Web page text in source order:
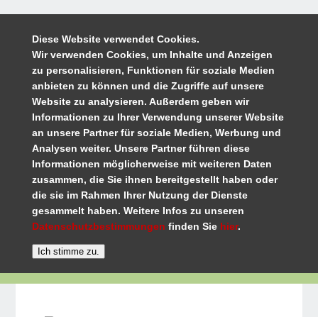
Diese Website verwendet Cookies.
Wir verwenden Cookies, um Inhalte und Anzeigen
zu personalisieren, Funktionen für soziale Medien
anbieten zu können und die Zugriffe auf unsere
Website zu analysieren. Außerdem geben wir
Informationen zu Ihrer Verwendung unserer Website
an unsere Partner für soziale Medien, Werbung und
Analysen weiter. Unsere Partner führen diese
Informationen möglicherweise mit weiteren Daten
zusammen, die Sie ihnen bereitgestellt haben oder
die sie im Rahmen Ihrer Nutzung der Dienste
gesammelt haben. Weitere Infos zu unseren
Datenschutzbestimmungen finden Sie hier.